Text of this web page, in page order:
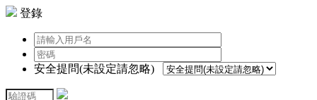
登錄
安全提問(未設定請忽略)